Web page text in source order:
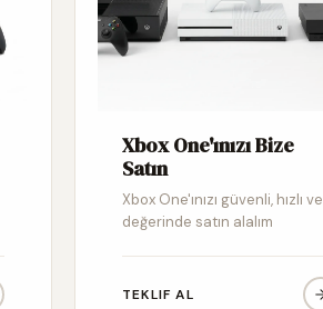
Xbox One'ınızı Bize
Satın
Xbox One'ınızı güvenli, hızlı ve
değerinde satın alalım
TEKLIF AL